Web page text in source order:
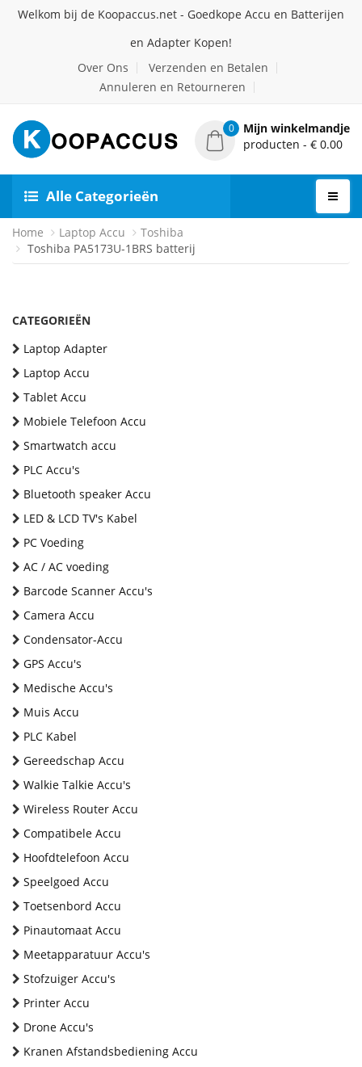
Welkom bij de Koopaccus.net - Goedkope Accu en Batterijen
en Adapter Kopen!
Over Ons
Verzenden en Betalen
Annuleren en Retourneren
0
Mijn winkelmandje
producten - € 0.00
Alle Categorieën
Home Laptop Accu
Toshiba
Toshiba PA5173U-1BRS batterij
CATEGORIEËN
Laptop Adapter
Laptop Accu
Tablet Accu
Mobiele Telefoon Accu
Smartwatch accu
PLC Accu's
Bluetooth speaker Accu
LED & LCD TV's Kabel
PC Voeding
AC / AC voeding
Barcode Scanner Accu's
Camera Accu
Condensator-Accu
GPS Accu's
Medische Accu's
Muis Accu
PLC Kabel
Gereedschap Accu
Walkie Talkie Accu's
Wireless Router Accu
Compatibele Accu
Hoofdtelefoon Accu
Speelgoed Accu
Toetsenbord Accu
Pinautomaat Accu
Meetapparatuur Accu's
Stofzuiger Accu's
Printer Accu
Drone Accu's
Kranen Afstandsbediening Accu